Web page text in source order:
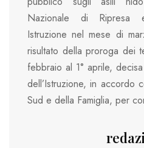
Nazionale di Ripresa
Istruzione nel mese di
risultato della proroga dei
febbraio al 1° aprile,
dell’Istruzione, in accordo
Sud e della Famiglia, per